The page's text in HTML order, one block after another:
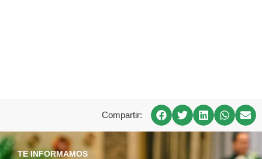
Compartir:
TE INFORMAMOS